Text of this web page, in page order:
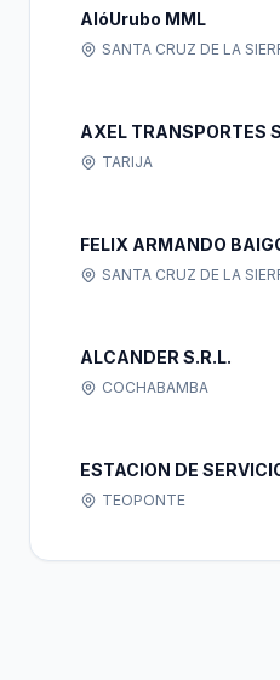
AlóUrubo MML
SANTA CRUZ DE LA
AXEL TRANSPORTES
TARIJA
FELIX ARMANDO
SANTA CRUZ DE LA
ALCANDER S.R.L.
COCHABAMBA
ESTACION DE
TEOPONTE